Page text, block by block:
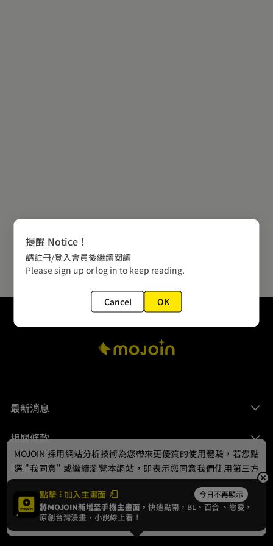
最新消息
相關條款
聯絡我們
© 2024 gamania Digital Entertainment Co., Ltd.
點擊 加入主畫面 今日不再顯示
將MOJOIN新增至手機主畫面，快速點開，BL、 百合 、戀愛，
原創台灣漫畫、小說線上看！
MOJOIN 採用網站分析技術為您帶來更優質的使用體驗，若您點
選 "我同意" 或繼續瀏覽本網站，即表示您同意我們使用第三方
Cookie，欲瞭解更多資訊請見隱私權政策。
我同意
提醒 Notice！
請註冊/登入會員後繼續閱讀
Please sign up or log in to keep reading.
Cancel OK